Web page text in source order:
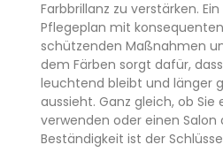
Farbbrillanz zu verstärken.
Pflegeplan mit
schützenden Maßnahmen
dem Färben sorgt dafür,
leuchtend bleibt und länger
aussieht. Ganz gleich, ob Sie
verwenden oder einen Salon
Beständigkeit ist der